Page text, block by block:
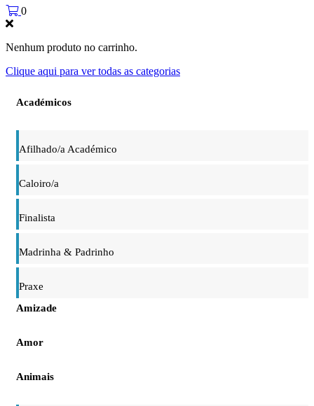
0
Nenhum produto no carrinho.
Clique aqui para ver todas as categorias
Académicos
Afilhado/a Académico
Caloiro/a
Finalista
Madrinha & Padrinho
Praxe
Amizade
Amor
Animais